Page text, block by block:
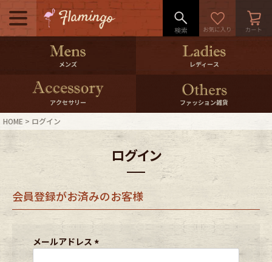
メニュー
500pt＆10％Offクーポンプレゼン
ト
10％0ffクーポンプレゼント
ログイン・会員登録 LINE ID連携
マイページ
ご利用ガイド International Shipping
店舗紹介 特集一覧
メンズ レディース
アクセサリー ファッション雑貨
HOME ログイン
ログイン
会員登録がお済みのお客様
メールアドレス